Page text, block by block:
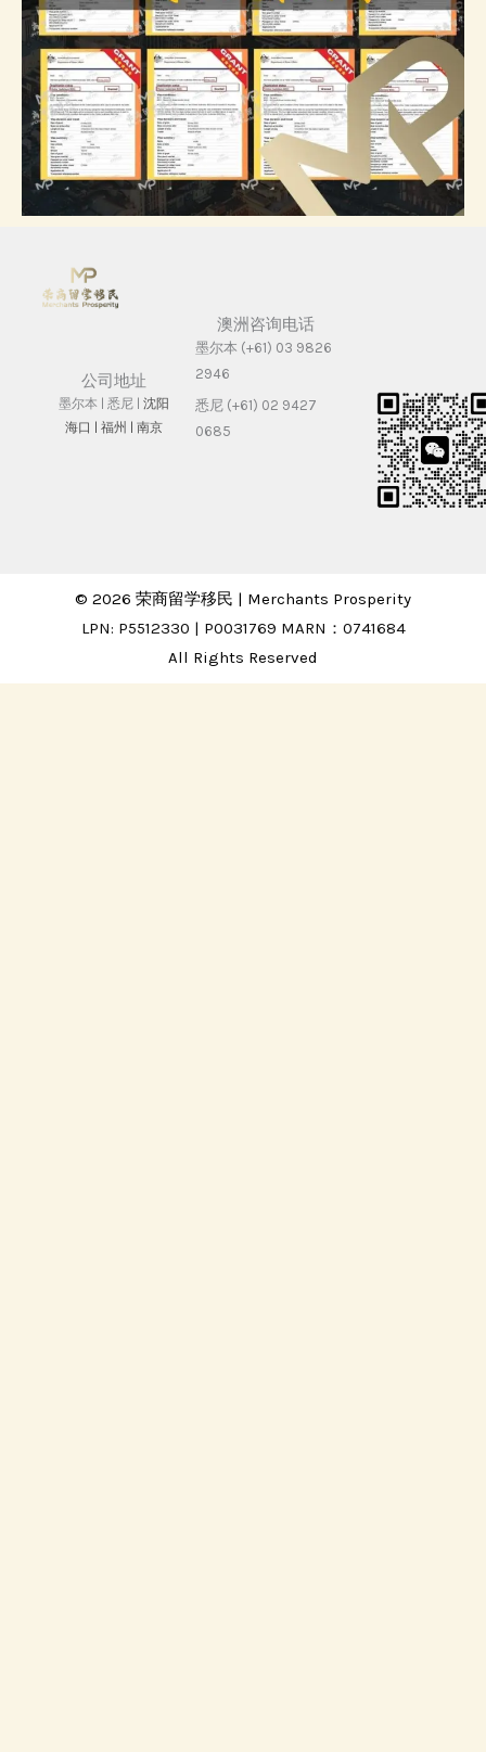
公司地址
墨尔本 | 悉尼 | 沈阳
海⼝ | 福州 | 南京
澳洲咨询电话
墨尔本 (+61) 03 9826
2946
悉尼 (+61) 02 9427
0685
© 2026 荣商留学移民 | Merchants Prosperity
LPN: P5512330 | P0031769 MARN：0741684
All Rights Reserved